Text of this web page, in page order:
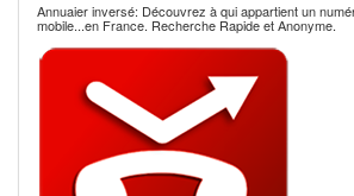
Annuaier inversé: Découvrez à qui appartient un
mobile...en France. Recherche Rapide et Anonyme.